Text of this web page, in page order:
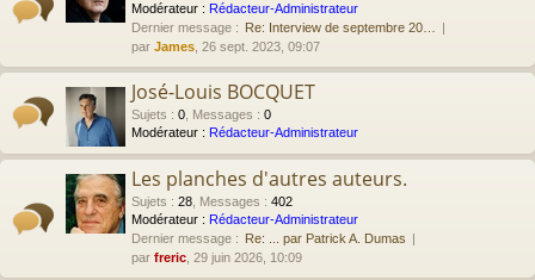
Modérateur : Rédacteur-Administrateur
Dernier message : Re: Interview de septembre 20…
par James , 26 sept. 2023, 09:07
José-Louis BOCQUET
Sujets : 0 Messages : 0
Modérateur : Rédacteur-Administrateur
Les planches d'autres auteurs.
Sujets : 28 Messages : 402
Modérateur : Rédacteur-Administrateur
Dernier message : Re: ... par Patrick A. Dumas
par freric , 29 juin 2026, 10:09